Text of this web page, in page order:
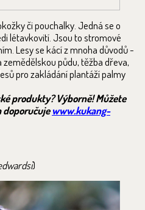
či pouchalky. Jedná se o
létavkovití. Jsou to stromové
Lesy se kácí z mnoha důvodů -
půdu, těžba dřeva,
pro zakládání plantáží palmy
produkty? Výborně! Můžete
doporučujewww.kukang-
)